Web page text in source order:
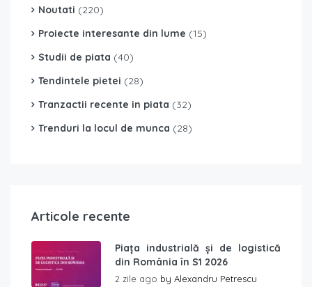
Noutati (220)
Proiecte interesante din lume (15)
Studii de piata (40)
Tendintele pietei (28)
Tranzactii recente in piata (32)
Trenduri la locul de munca (28)
Articole recente
Piața industrială și de logistică
din România în S1 2026
2 zile ago by Alexandru Petrescu